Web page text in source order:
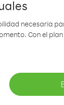
necesaria
Con el